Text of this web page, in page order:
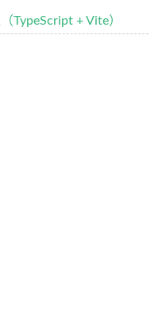
TypeScript + Vite）